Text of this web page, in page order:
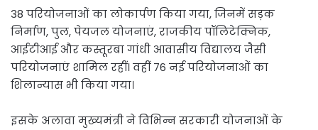
38 परियोजनाओं का लोकार्पण किया गया, जिनमें सड़क
निर्माण, पुल, पेयजल योजनाएं, राजकीय पॉलिटेक्निक,
आईटीआई और कस्तूरबा गांधी आवासीय विद्यालय जैसी
परियोजनाएं शामिल रहीं। वहीं 76 नई परियोजनाओं का
शिलान्यास भी किया गया।
इसके अलावा मुख्यमंत्री ने विभिन्न सरकारी योजनाओं के